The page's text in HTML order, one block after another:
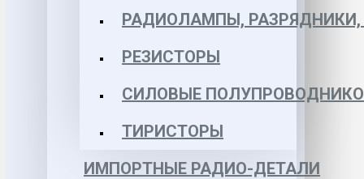
РАДИОЛАМПЫ,
РЕЗИСТОРЫ
СИЛОВЫЕ
ТИРИСТОРЫ
ИМПОРТНЫЕ РАДИО-ДЕТАЛИ